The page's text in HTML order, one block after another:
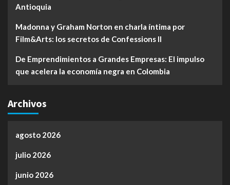
Antioquia
Madonna y Graham Norton en charla íntima por
Film&Arts: los secretos de Confessions II
De Emprendimientos a Grandes Empresas: El impulso
que acelera la economía negra en Colombia
Archivos
agosto 2026
julio 2026
junio 2026